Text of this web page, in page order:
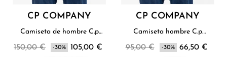
CP COMPANY
Camiseta de hombre C.p
150,00 € -30% 105,00 €
CP COMPANY
Camiseta hombre C.p
95,00 € -30% 66,50 €